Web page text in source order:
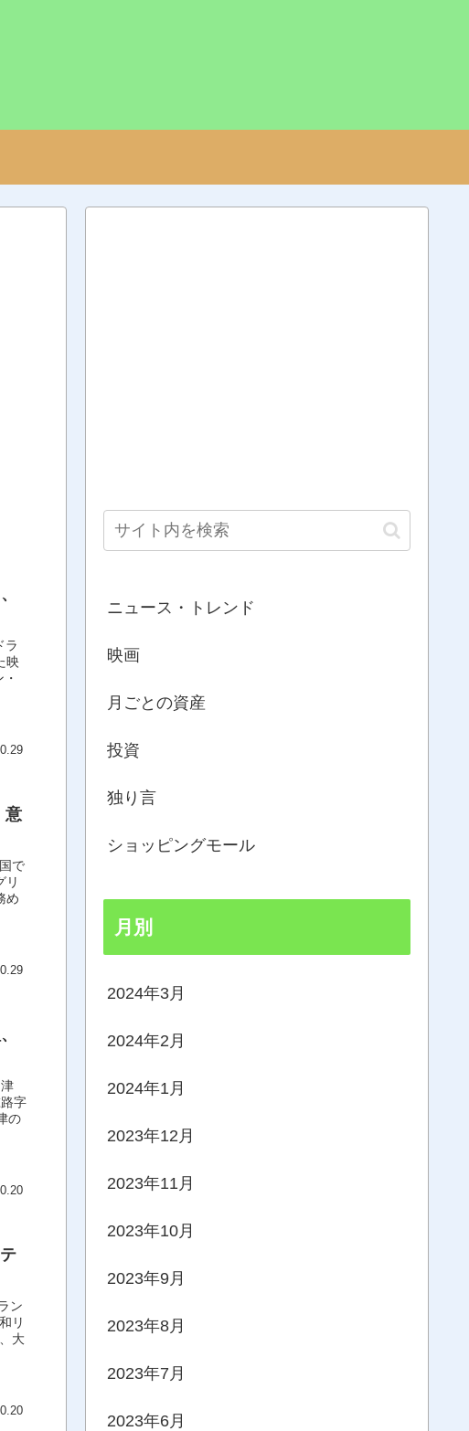
ラ
映
意
で
リ
め
ン
リ
ニュース・トレンド
映画
月ごとの資産
投資
独り言
ショッピングモール
月別
2024年3月
2024年2月
2024年1月
2023年12月
2023年11月
2023年10月
2023年9月
2023年8月
2023年7月
2023年6月